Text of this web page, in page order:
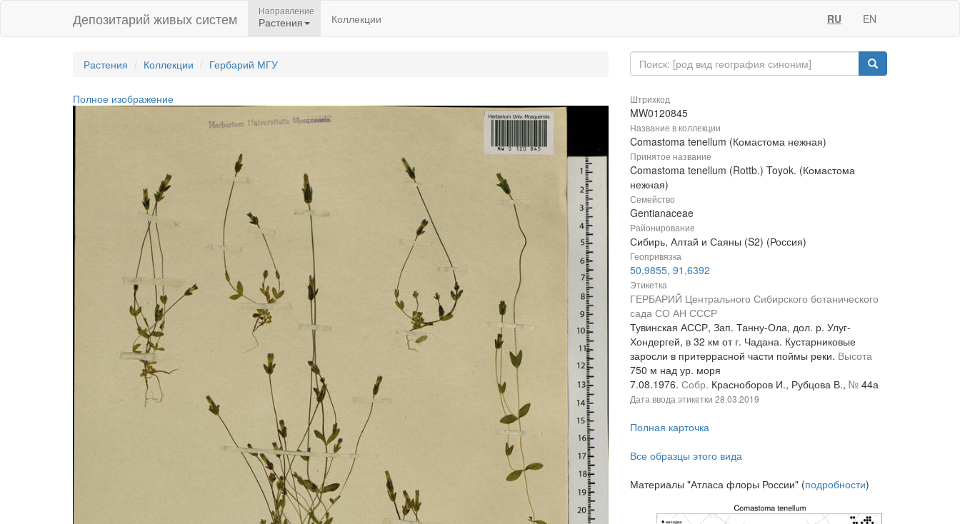
Депозитарий живых систем Направление
Растения Коллекции RU EN
Растения Коллекции Гербарий МГУ
Полное изображение Штрихкод
MW0120845
Название в коллекции
Comastoma tenellum (Комастома нежная)
Принятое название
Comastoma tenellum (Rottb.) Toyok. (Комастома
нежная)
Семейство
Gentianaceae
Районирование
Сибирь, Алтай и Саяны (S2) (Россия)
Геопривязка
50,9855, 91,6392
Этикетка
ГЕРБАРИЙ Центрального Сибирского ботанического
сада СО АН СССР
Тувинская АССР, Зап. Танну-Ола, дол. р. Улуг-
Хондергей, в 32 км от г. Чадана. Кустарниковые
заросли в притеррасной части поймы реки. Высота
750 м над ур. моря
7.08.1976. Собр. Красноборов И., Рубцова В., № 44а
Дата ввода этикетки 28.03.2019
Полная карточка
Все образцы этого вида
Материалы "Атласа флоры России" (подробности)